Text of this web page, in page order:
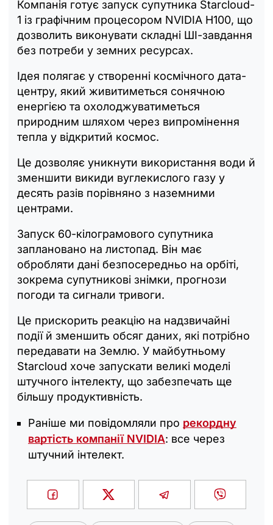
Компанія готує запуск супутника Starcloud-
1 із графічним процесором NVIDIA H100, що
дозволить виконувати складні ШІ-завдання
без потреби у земних ресурсах.
Ідея полягає у створенні космічного дата-
центру, який живитиметься сонячною
енергією та охолоджуватиметься
природним шляхом через випромінення
тепла у відкритий космос.
Це дозволяє уникнути використання води й
зменшити викиди вуглекислого газу у
десять разів порівняно з наземними
центрами.
Запуск 60-кілограмового супутника
заплановано на листопад. Він має
обробляти дані безпосередньо на орбіті,
зокрема супутникові знімки, прогнози
погоди та сигнали тривоги.
Це прискорить реакцію на надзвичайні
події й зменшить обсяг даних, які потрібно
передавати на Землю. У майбутньому
Starcloud хоче запускати великі моделі
штучного інтелекту, що забезпечать ще
більшу продуктивність.
Раніше ми повідомляли про рекордну
вартість компанії NVIDIA: все через
штучний інтелект.